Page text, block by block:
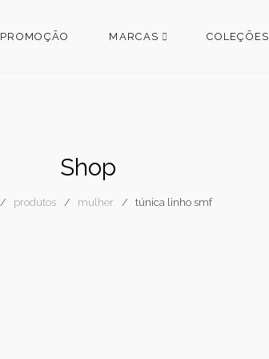
PROMOÇÃO MARCAS COLEÇÕES
Shop
produtos mulher túnica linho smf